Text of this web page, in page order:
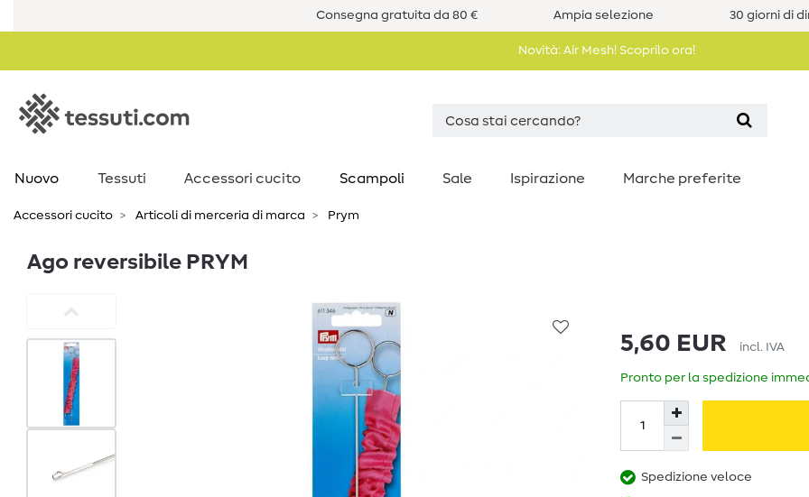
Consegna gratuita da 80 € Ampia selezione 30 giorni di
Novità: Air Mesh! Scoprilo ora!
Nuovo Tessuti Accessori cucito Scampoli Sale Ispirazione Marche preferite
Accessori cucito Articoli di merceria di marca Prym
Ago reversibile PRYM
5,60 EUR incl. IVA
Pronto per la spedizione
Spedizione veloce